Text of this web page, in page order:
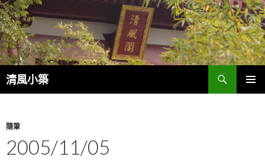
清風小築
搜
尋
容
隨筆
2005/11/05